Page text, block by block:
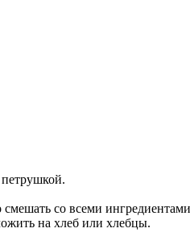
со всеми
на хлеб или хлебцы.